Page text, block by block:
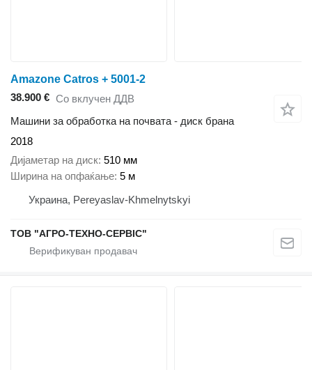
Amazone Catros + 5001-2
38.900 € Со вклучен ДДВ
Машини за обработка на почвата - диск брана
2018
Дијаметар на диск 510 мм
Ширина на опфаќање 5 м
Украина, Pereyaslav-Khmelnytskyi
ТОВ "АГРО-ТЕХНО-СЕРВІС"